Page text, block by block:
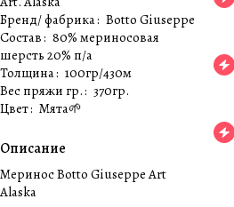
Бренд/ фабрика: Botto Giuseppe
Состав: 80% мериносовая
шерсть 20% п/а
Толщина: 100гр/430м
Вес пряжи гр.: 370гр.
Цвет: Мята🌱
Описание
Меринос Botto Giuseppe Art
Alaska